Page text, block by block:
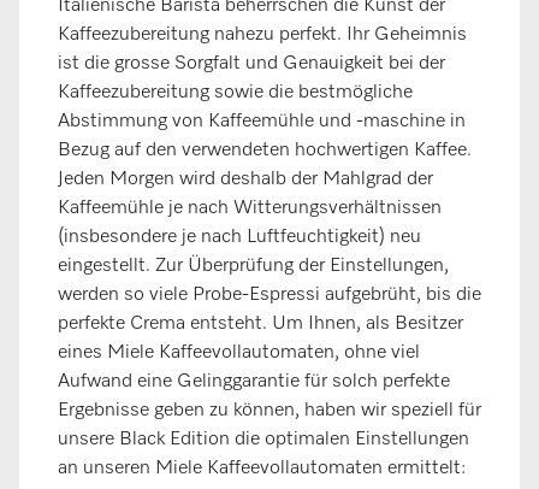
Italienische Barista beherrschen die Kunst der
Kaffeezubereitung nahezu perfekt. Ihr Geheimnis
ist die grosse Sorgfalt und Genauigkeit bei der
Kaffeezubereitung sowie die bestmögliche
Abstimmung von Kaffeemühle und -maschine in
Bezug auf den verwendeten hochwertigen Kaffee.
Jeden Morgen wird deshalb der Mahlgrad der
Kaffeemühle je nach Witterungsverhältnissen
(insbesondere je nach Luftfeuchtigkeit) neu
eingestellt. Zur Überprüfung der Einstellungen,
werden so viele Probe-Espressi aufgebrüht, bis die
perfekte Crema entsteht. Um Ihnen, als Besitzer
eines Miele Kaffeevollautomaten, ohne viel
Aufwand eine Gelinggarantie für solch perfekte
Ergebnisse geben zu können, haben wir speziell für
unsere Black Edition die optimalen Einstellungen
an unseren Miele Kaffeevollautomaten ermittelt: